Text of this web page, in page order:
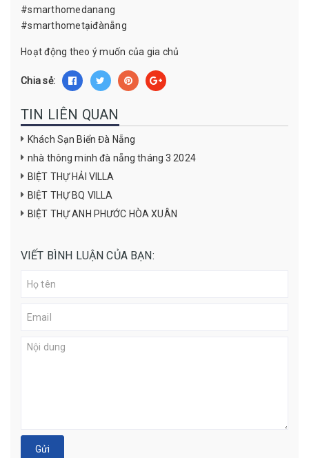
#smarthomedanang
#smarthometạiđànẵng
Hoạt động theo ý muốn của gia chủ
Chia sẻ:
TIN LIÊN QUAN
Khách Sạn Biển Đà Nẵng
nhà thông minh đà nẵng tháng 3 2024
BIỆT THỰ HẢI VILLA
BIỆT THỰ BQ VILLA
BIỆT THỰ ANH PHƯỚC HÒA XUÂN
VIẾT BÌNH LUẬN CỦA BẠN:
Gửi